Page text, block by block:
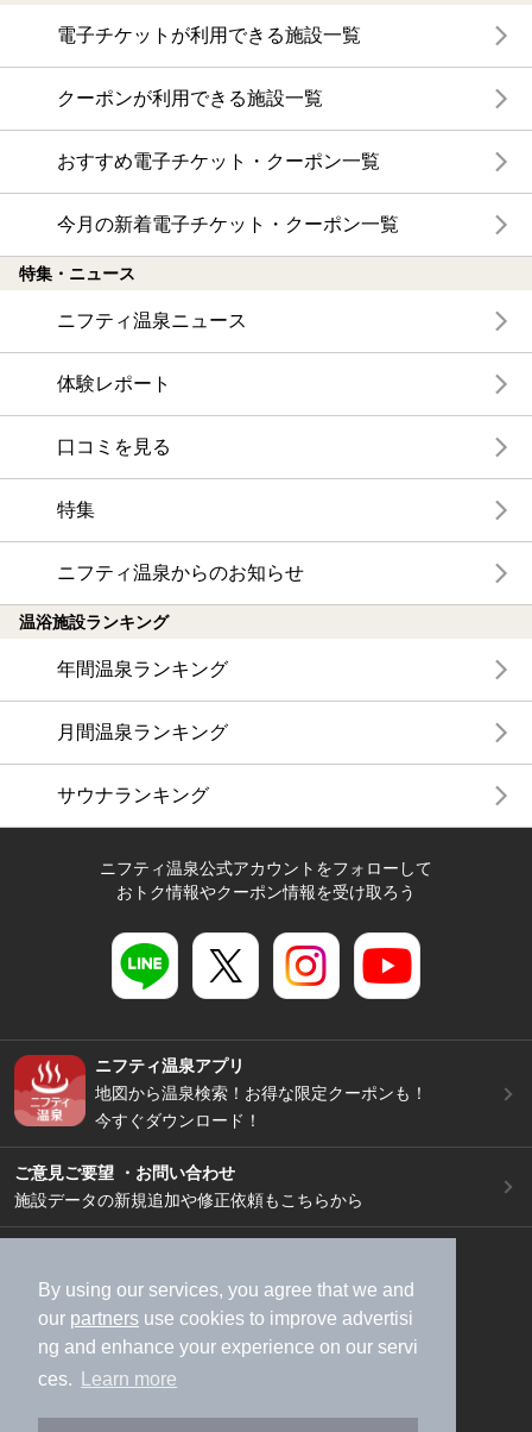
By using our services, you agree that we and
our partners use cookies to improve advertisi
ng and enhance your experience on our servi
ces.
Learn more
電子チケットが利用できる施設一覧
クーポンが利用できる施設一覧
おすすめ電子チケット・クーポン一覧
今月の新着電子チケット・クーポン一覧
特集・ニュース
ニフティ温泉ニュース
体験レポート
口コミを見る
特集
ニフティ温泉からのお知らせ
温浴施設ランキング
年間温泉ランキング
月間温泉ランキング
サウナランキング
ニフティ温泉公式アカウントをフォローして
おトク情報やクーポン情報を受け取ろう
ニフティ温泉アプリ
地図から温泉検索！お得な限定クーポンも！
今すぐダウンロード！
ご意見ご要望 ・お問い合わせ
施設データの新規追加や修正依頼もこちらから
加盟店募集（資料請求）
広告出稿のご案内
利用規約
ライフスタイルMEMBERS+規約
特定商取引法に基づく表記
ヘルプ
採用情報
運営会社